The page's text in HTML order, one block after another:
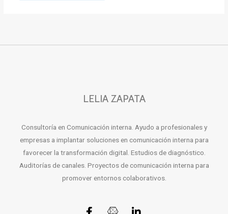
LELIA ZAPATA
Consultoría en Comunicación interna. Ayudo a profesionales y
empresas a implantar soluciones en comunicación interna para
favorecer la transformación digital. Estudios de diagnóstico.
Auditorías de canales. Proyectos de comunicación interna para
promover entornos colaborativos.